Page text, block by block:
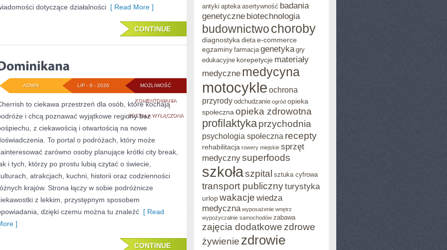
dotyczące działalności [ Read More ]
CONTINUE
MOŻLIWOŚĆ
KOMENTOWANIADOMINIKANA
ZOSTAŁA WYŁĄCZONA
LIP - 6 - 2026
ADMIN
to ciekawa przestrzeń dla osób, które kochają
i chcą poznawać wyjątkowe regiony bez
z ciekawością i otwartością na nowe
To portal o podróżach, który może
zarówno osoby planujące krótki city break,
i tych, którzy po prostu lubią czytać o świecie,
atrakcjach, kuchni, historii oraz codzienności
krajów. Strona łączy w sobie podróżnicze
z lekkim, przystępnym sposobem
dzięki czemu można tu znaleźć [ Read
]
CONTINUE
antyki apteka asertywność badania
genetyczne biotechnologia
budownictwochoroby
diagnostyka dieta e-commerce
egzaminy farmacja genetyka gry
edukacyjne korepetycje materiały
medyczne medycyna
motocykle ochrona
przyrody odchudzanie ogród opieka
społeczna opieka zdrowotna
profilaktykaprzychodnia
psychologia społeczna recepty
rehabilitacja rowery miejskie sprzęt
medycznysuperfoods
szkołaszpital sztuka cyfrowa
transport publicznyturystyka
urlopwakacje wiedza
medyczna wyposażenie wnętrz
wypożyczalnie samochodów zabawa
zajęcia dodatkowe zdrowe
żywienie zdrowie